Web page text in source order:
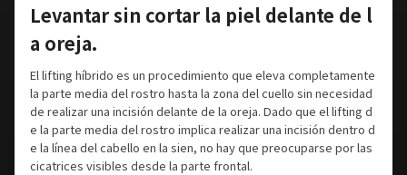
Levantar sin cortar la piel delante de l
a oreja.
El lifting híbrido es un procedimiento que eleva completamente
la parte media del rostro hasta la zona del cuello sin necesidad
de realizar una incisión delante de la oreja. Dado que el lifting d
e la parte media del rostro implica realizar una incisión dentro d
e la línea del cabello en la sien, no hay que preocuparse por las
cicatrices visibles desde la parte frontal.